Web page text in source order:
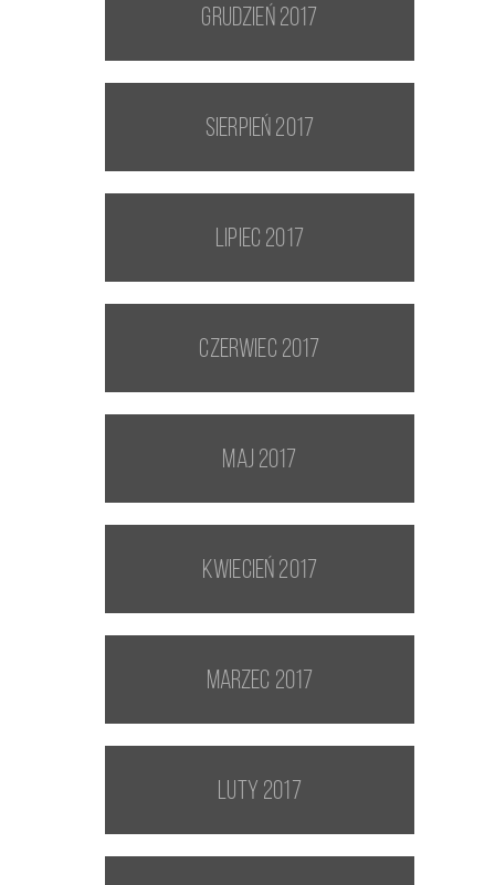
grudzień 2017
sierpień 2017
lipiec 2017
czerwiec 2017
maj 2017
kwiecień 2017
marzec 2017
luty 2017